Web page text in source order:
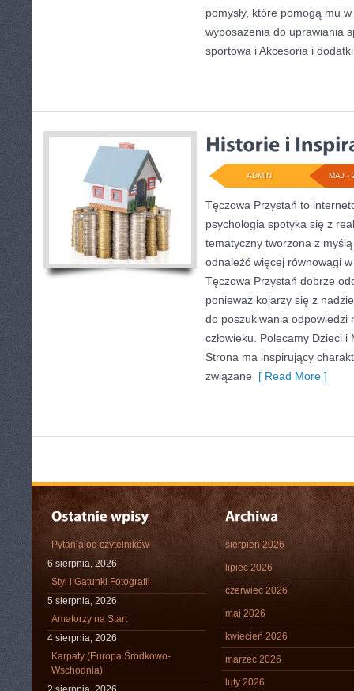
pomysły, które pomogą mu
wyposażenia do uprawiania
sportowa i Akcesoria i
MAJ -
ADMIN
Tęczowa Przystań to
psychologia spotyka się z
tematyczny tworzona z
odnaleźć więcej równowagi
Tęczowa Przystań dobrze
ponieważ kojarzy się z
do poszukiwania odpowiedzi
człowieku. Polecamy Dzieci i
Strona ma inspirujący
związane [ Read More ]
Pytania od czytelników
6 sierpnia, 2026
Styl i Gatunki Fotografii
5 sierpnia, 2026
Amatorzy na Start
4 sierpnia, 2026
Karpaty (Europa Środkowo-
Wschodnia)
sierpień 2026
lipiec 2026
czerwiec 2026
maj 2026
kwiecień 2026
marzec 2026
luty 2026